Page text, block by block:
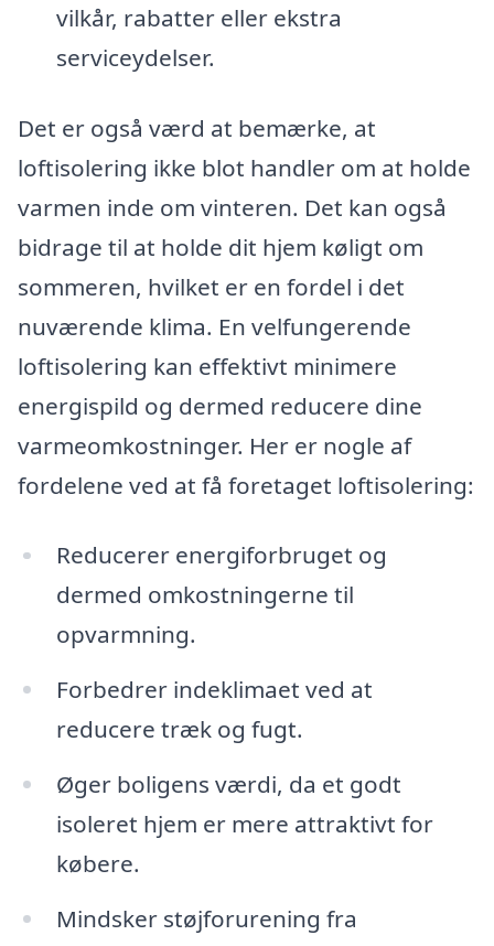
vilkår, rabatter eller ekstra
serviceydelser.
Det er også værd at bemærke, at
loftisolering ikke blot handler om at holde
varmen inde om vinteren. Det kan også
bidrage til at holde dit hjem køligt om
sommeren, hvilket er en fordel i det
nuværende klima. En velfungerende
loftisolering kan effektivt minimere
energispild og dermed reducere dine
varmeomkostninger. Her er nogle af
fordelene ved at få foretaget loftisolering:
Reducerer energiforbruget og
dermed omkostningerne til
opvarmning.
Forbedrer indeklimaet ved at
reducere træk og fugt.
Øger boligens værdi, da et godt
isoleret hjem er mere attraktivt for
købere.
Mindsker støjforurening fra